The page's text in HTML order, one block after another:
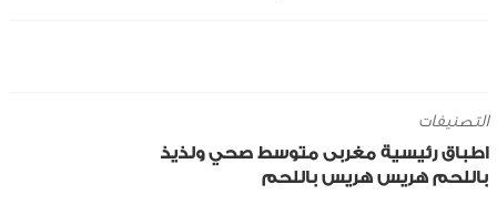
التصنيفات
اطباق رئيسية مغربى متوسط صحي ولذيذ
باللحم هريس هريس باللحم